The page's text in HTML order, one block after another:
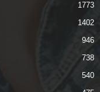
1773
1402
946
738
540